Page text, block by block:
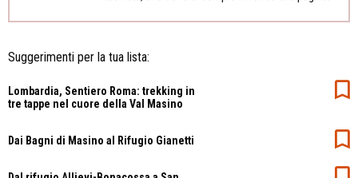
Suggerimenti per la tua lista:
Lombardia, Sentiero Roma: trekking in
tre tappe nel cuore della Val Masino
Dai Bagni di Masino al Rifugio Gianetti